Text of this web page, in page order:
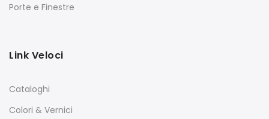
Porte e Finestre
Link Veloci
Cataloghi
Colori & Vernici